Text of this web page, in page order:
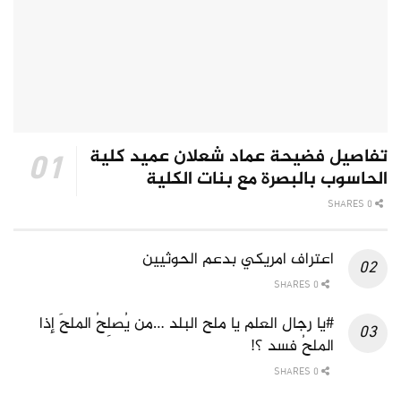
تفاصيل فضيحة عماد شعلان عميد كلية
الحاسوب بالبصرة مع بنات الكلية
اعتراف امريكي بدعم الحوثيين
#يا رجال العلم يا ملح البلد …من يُصلِحُ الملحَ إذا
الملحُ فسد ؟!